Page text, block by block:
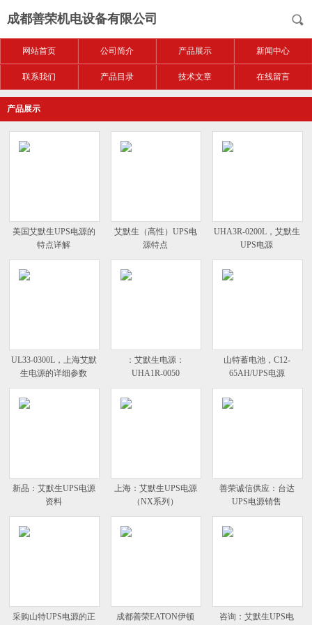
成都善荣机电设备有限公司
网站首页 公司简介 产品展示 新闻中心
联系我们 产品目录 技术文章 在线留言
产品展示
美国艾默生UPS电源的
特点详解
艾默生（高性）UPS电
源特点
UHA3R-0200L，艾默生
UPS电源
UL33-0300L，上海艾默
生电源的详细参数
：艾默生电源：
UHA1R-0050
山特蓄电池，C12-
65AH/UPS电源
新品：艾默生UPS电源
资料
上海：艾默生UPS电源
（NX系列）
善荣诚信供应：台达
UPS电源销售
采购山特UPS电源的正
成都善荣EATON伊顿
咨询：艾默生UPS电